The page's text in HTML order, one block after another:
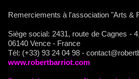
Remerciements à l'association "Arts &
Siège social: 2431, route de Cagnes -
06140 Vence - France
Tél: (+33) 93 24 04 98 -
www.robertbarriot.com